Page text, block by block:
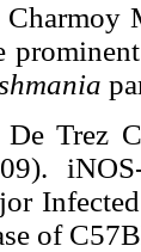
Charmoy
De Trez
of